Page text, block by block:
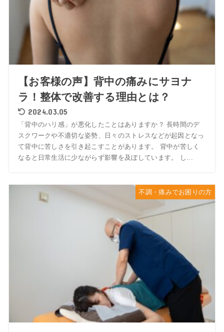
【お客様の声】背中の痛みにサヨナ
ラ！整体で改善する理由とは？
2024.03.05
「背中のハリ感」が悪化したことはありますか？ 長時間のデ
スクワークや不適切な姿勢、日々のストレスなどが起因となっ
て背中に苦しさを引き起こすことがあります。 背中が苦しく
なると日常生活に少ながらず影響を及ぼしています。 し...
不調・痛みでお困りの方